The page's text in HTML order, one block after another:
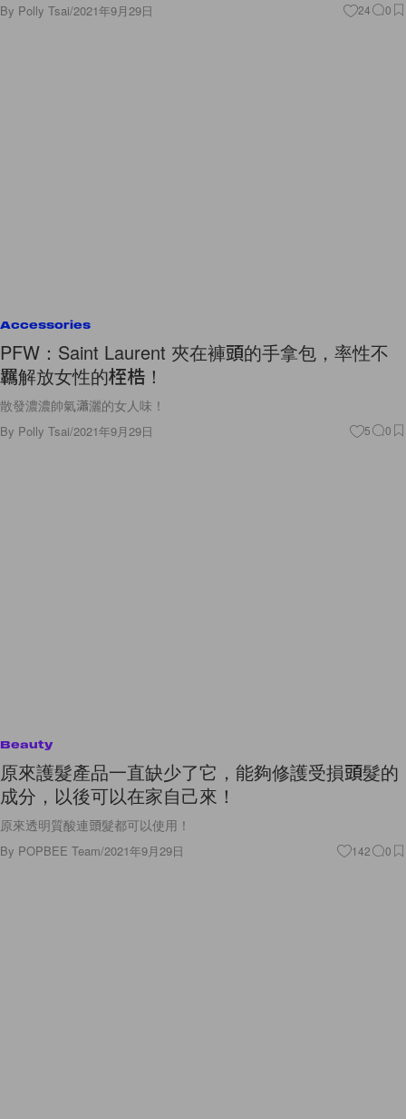
By Polly Tsai/2021年9月29日 24 0
Accessories
PFW：Saint Laurent 夾在褲頭的手拿包，率性不
羈解放女性的桎梏！
散發濃濃帥氣瀟灑的女人味！
By Polly Tsai/2021年9月29日 5 0
Beauty
原來護髮產品一直缺少了它，能夠修護受損頭髮的
成分，以後可以在家自己來！
原來透明質酸連頭髮都可以使用！
By POPBEE Team/2021年9月29日 142 0